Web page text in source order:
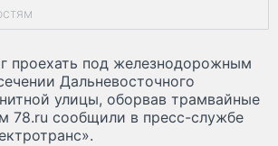
проехать под железнодорожным
Дальневосточного
улицы, оборвав трамвайные
78.ru сообщили в пресс-службе